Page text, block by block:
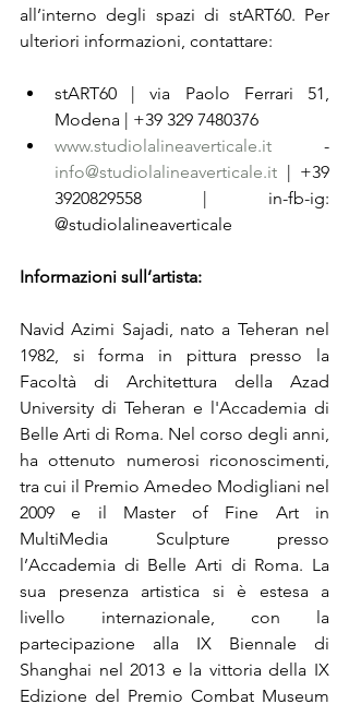
all’interno degli spazi di stART60. Per
ulteriori informazioni, contattare:
stART60 | via Paolo Ferrari 51,
Modena | +39 329 7480376
www.studiolalineaverticale.it
info@studiolalineaverticale.it | +39
3920829558 | in-fb-ig:
@studiolalineaverticale
Informazioni sull’artista:
Navid Azimi Sajadi, nato a Teheran nel
1982, si forma in pittura presso la
Facoltà di Architettura della Azad
University di Teheran e l'Accademia di
Belle Arti di Roma. Nel corso degli anni,
ha ottenuto numerosi riconoscimenti,
tra cui il Premio Amedeo Modigliani nel
2009 e il Master of Fine Art in
MultiMedia Sculpture presso
l’Accademia di Belle Arti di Roma. La
sua presenza artistica si è estesa a
livello internazionale, con la
partecipazione alla IX Biennale di
Shanghai nel 2013 e la vittoria della IX
Edizione del Premio Combat Museum